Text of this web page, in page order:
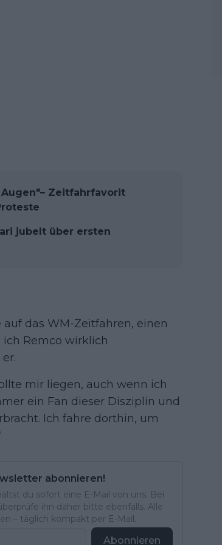
Zeitfahrfavorit
jubelt über ersten
das WM-Zeitfahren, einen
Remco wirklich
mir liegen, auch wenn ich
ein Fan dieser Disziplin und
Ich fahre dorthin, um
abonnieren!
du sofort eine E-Mail von uns. Bei
ihn daher bitte ebenfalls. Alle
– täglich kompakt per E-Mail.
Abonnieren